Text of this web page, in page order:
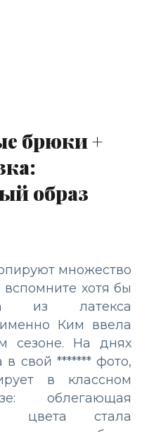
брюки +
образ
множество
хотя бы
из латекса
Ким ввела
сезоне. На днях
свой ******* фото,
в классном
облегающая
цвета стала